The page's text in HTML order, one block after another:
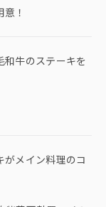
！
牛のステーキを
メイン料理のコ